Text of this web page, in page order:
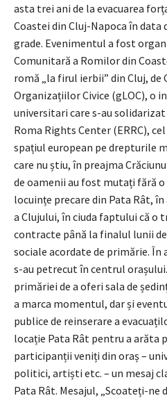
asta trei ani de la evacuarea
Coastei din Cluj-Napoca în data
grade. Evenimentul a fost
Comunitară a Romilor din
romă „la firul ierbii” din Cluj, de
Organizațiilor Civice (gLOC), o
universitari care s-au
Roma Rights Center (ERRC),
spațiul european pe drepturile
care nu știu, în preajma
de oamenii au fost mutați fără
locuințe precare din Pata Rât,
a Clujului, în ciuda faptului că o
contracte până la finalul lunii
sociale acordate de primărie.
s-au petrecut în centrul
primăriei de a oferi sala de
a marca momentul, dar și
publice de reinserare a
locație Pata Rât pentru a arăta
participanții veniți din oraș –
politici, artiști etc. – un mesaj
Pata Rât. Mesajul, „Scoateți-ne